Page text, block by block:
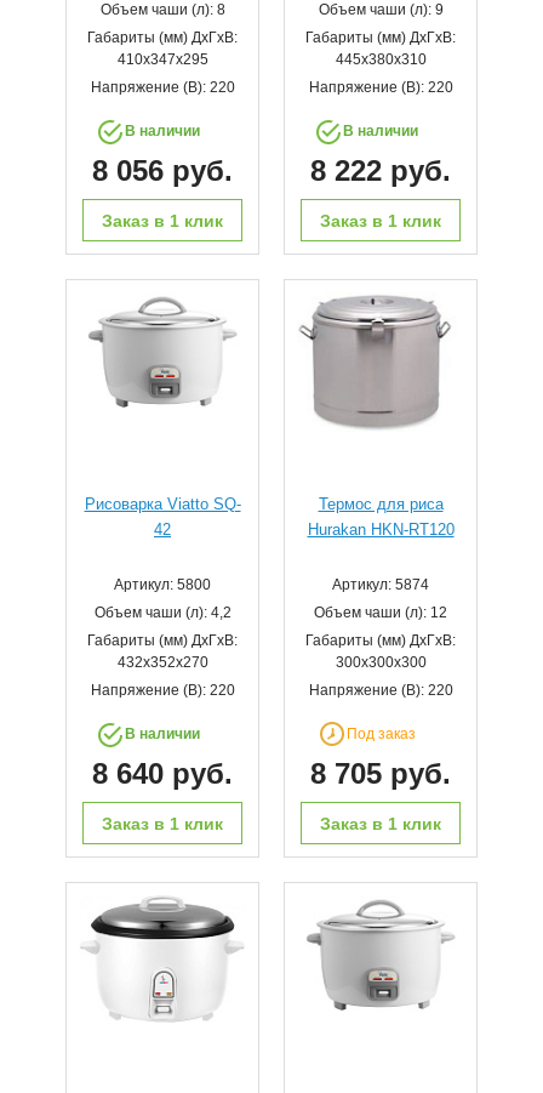
Объем чаши (л): 8
Габариты (мм) ДхГхВ:
410x347x295
Напряжение (В): 220
В наличии
8 056 руб.
Заказ в 1 клик
Объем чаши (л): 9
Габариты (мм) ДхГхВ:
445x380x310
Напряжение (В): 220
В наличии
8 222 руб.
Заказ в 1 клик
Рисоварка Viatto SQ-
42
Артикул: 5800
Объем чаши (л): 4,2
Габариты (мм) ДхГхВ:
432х352х270
Напряжение (В): 220
В наличии
8 640 руб.
Заказ в 1 клик
Термос для риса
Hurakan HKN-RT120
Артикул: 5874
Объем чаши (л): 12
Габариты (мм) ДхГхВ:
300x300x300
Напряжение (В): 220
Под заказ
8 705 руб.
Заказ в 1 клик